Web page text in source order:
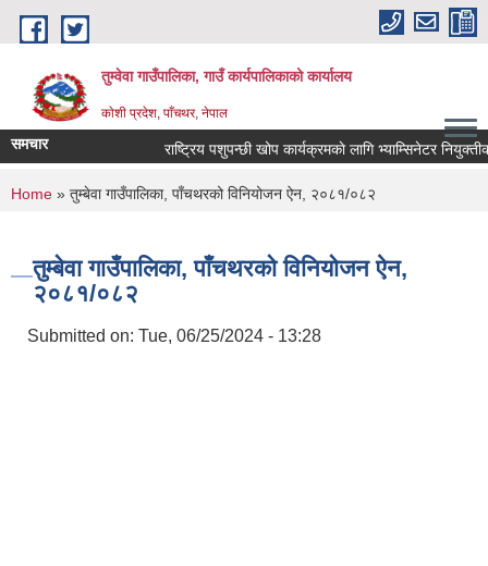
Skip to main content
तुम्वेवा गाउँपालिका, गाउँ कार्यपालिकाको कार्यालय
काेशी प्रदेश, पाँचथर, नेपाल
समचार राष्ट्रिय पशुपन्छी खोप कार्यक्रमकाे लागि भ्याम्सिनेटर
You are here
Home » तुम्बेवा गाउँपालिका, पाँचथरको विनियोजन ऐन, २०८१/०८२
तुम्बेवा गाउँपालिका, पाँचथरको विनियोजन ऐन,
२०८१/०८२
Submitted on: Tue, 06/25/2024 - 13:28